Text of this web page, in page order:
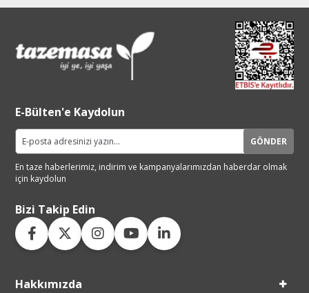
E-Bülten'e Kaydolun
GÖNDER
En taze haberlerimiz, indirim ve kampanyalarımızdan haberdar olmak
için kaydolun
Bizi Takip Edin
Hakkımızda